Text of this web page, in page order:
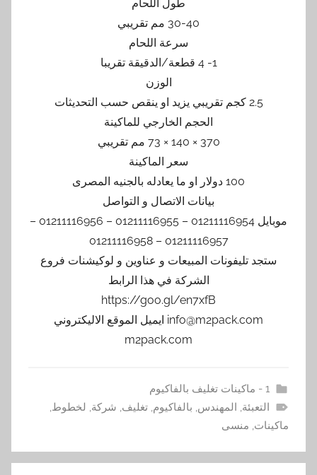
طول اللحام
30-40 مم تقريبي
سرعة اللحام
1- 4 قطعة/الدقيقة تقريبا
الوزن
2.5 كجم تقريبي يزيد او ينقص حسب التحديثات
الحجم الخارجي للماكينة
370 × 140 × 73 مم تقريبي
سعر الماكينة
100 دولار او ما يعادله بالجنيه المصرى
بيانات الاتصال و التواصل
موبايل 01211116954 – 01211116955 – 01211116956 –
01211116957 – 01211116958
ستجد تليفونات المبيعات و عناوين و لوكيشنات فروع
الشركة في هذا الرابط
https://goo.gl/en7xfB
info@m2pack.com ايميل الموقع الاليكتروني
m2pack.com
1 - ماكينات تغليف بالفاكيوم
التعبئة, المهندس, بالفاكيوم,تغليف, شركة, لخطوط,
ماكينات, منسى